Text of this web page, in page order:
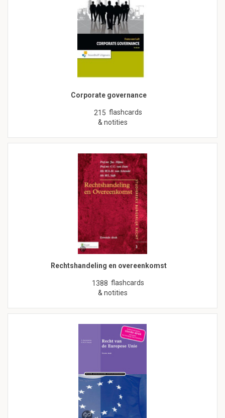
Corporate governance
215 flashcards
& notities
Rechtshandeling en overeenkomst
1388 flashcards
& notities